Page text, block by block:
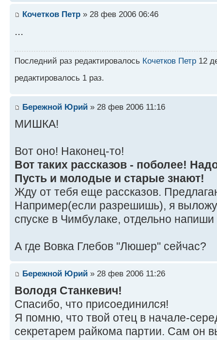
Кочетков Петр » 28 фев 2006 06:46
...
Последний раз редактировалось Кочетков Петр 12
редактировалось 1 раз.
Бережной Юрий » 28 фев 2006 11:16
МИШКА!
Вот оно! Наконец-то!
Вот таких рассказов - поболее!
Пусть и молодые и старые знают!
Жду от тебя еще рассказов.
Например(если разрешишь), я
спуске в Чимбулаке, отдельно напиши
А где Вовка Глебов "Люшер" сейчас?
Бережной Юрий » 28 фев 2006 11:26
Володя Станкевич!
Спасибо, что присоединился!
Я помню, что твой отец в начале-
секретарем райкома партии. Сам он